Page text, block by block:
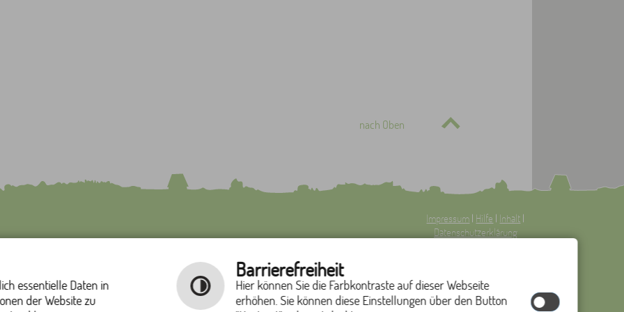
nach Oben
Str. 7
Waakirchen
GEMEINDEVERWALTUNG
Montag bis Freitag 8:00 Uhr –
12:00 Uhr
Impressum | Hilfe | Inhalt |
Datenschutzerklärung
essentielle Daten in
der Website zu
Barrierefreiheit
Hier können Sie die Farbkontraste auf dieser Webseite
erhöhen. Sie können diese Einstellungen über den Button